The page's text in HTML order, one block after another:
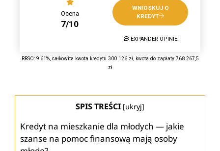
Ocena
7/10
WNIOSKUJ O
KREDYT
EXPANDER OPINIE
RRSO: 9,61%, całkowita kwota kredytu 300 126 zł, kwota do zapłaty 768 267,5
zł
SPIS TREŚCI [ukryj]
Kredyt na mieszkanie dla młodych — jakie
szanse na pomoc finansową mają osoby